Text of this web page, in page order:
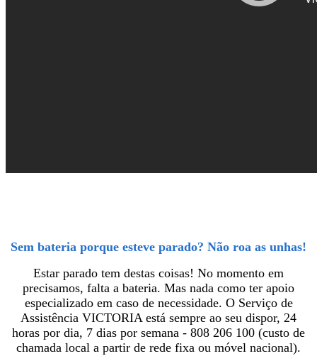
Sem bateria porque esteve parado? Não roa as unhas!
Estar parado tem destas coisas! No momento em
precisamos, falta a bateria. Mas nada como ter apoio
especializado em caso de necessidade. O Serviço de
Assistência VICTORIA está sempre ao seu dispor, 24
horas por dia, 7 dias por semana - 808 206 100 (custo de
chamada local a partir de rede fixa ou móvel nacional).